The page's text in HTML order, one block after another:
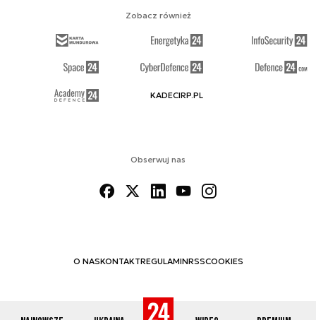
Obserwuj nas
O NASKONTAKTREGULAMINRSSCOOKIES
Zobacz również
KADECIRP.PL